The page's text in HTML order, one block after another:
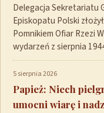
Delegacja Sekretariatu
Episkopatu Polski
Pomnikiem Ofiar Rzezi
wydarzeń z sierpnia
5 sierpnia 2026
Papież: Niech
umocni wiarę i